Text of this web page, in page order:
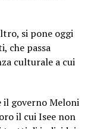
si pone oggi
che passa
culturale a cui
il governo Meloni
il cui Isee non